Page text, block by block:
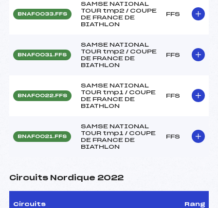
BNAF0033.FFS
SAMSE NATIONAL
TOUR tmp2 / COUPE
DE FRANCE DE
BIATHLON
FFS
BNAF0031.FFS
SAMSE NATIONAL
TOUR tmp2 / COUPE
DE FRANCE DE
BIATHLON
FFS
BNAF0022.FFS
SAMSE NATIONAL
TOUR tmp1 / COUPE
DE FRANCE DE
BIATHLON
FFS
BNAF0021.FFS
SAMSE NATIONAL
TOUR tmp1 / COUPE
DE FRANCE DE
BIATHLON
FFS
Circuits Nordique 2022
Circuits Rang